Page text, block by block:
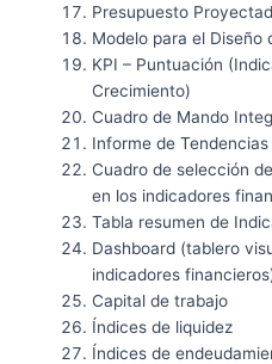
Presupuesto
Modelo para el Diseño
KPI – Puntuación
Crecimiento)
Cuadro de Mando
Informe de Tendencias
Cuadro de selección
en los indicadores
Tabla resumen de
Dashboard (tablero
indicadores
Capital de trabajo
Índices de liquidez
Índices de